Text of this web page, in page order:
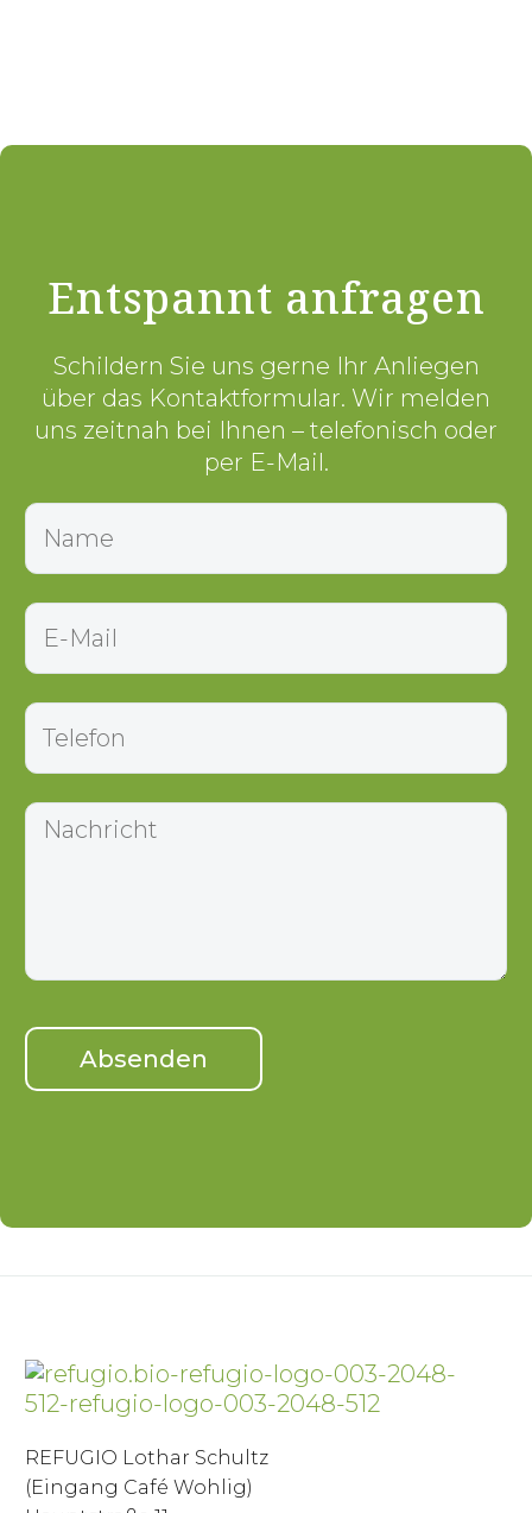
Entspannt anfragen
Schildern Sie uns gerne Ihr Anliegen
über das Kontaktformular. Wir melden
uns zeitnah bei Ihnen – telefonisch oder
per E-Mail.
REFUGIO Lothar Schultz
(Eingang Café Wohlig)